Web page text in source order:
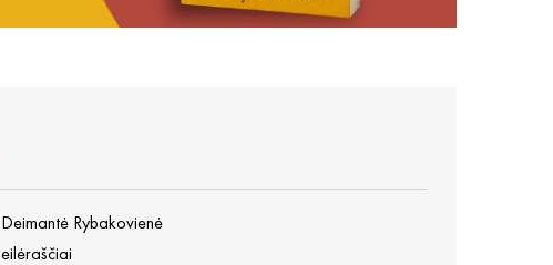
Deimantė Rybakovienė
eilėraščiai